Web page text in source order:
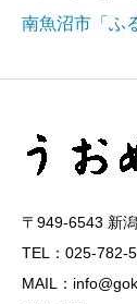
南魚沼市「ふ
〒949-6543 新
TEL：025-782-
MAIL：